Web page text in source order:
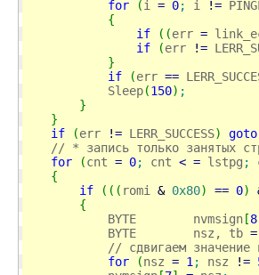
for
(i = 0; i !=
{
if
( (err =
if
(err !=
}
if
(err ==
            Sleep
(150) ;
}
}
if
(err != LERR_SUCCESS) goto
// * запись только занятых
for
(cnt = 0; cnt < = lstpg ;
{
if
( ( ( romi & 0x80) == 0)
{
            BYTE        nvmsign
[8
            BYTE        nsz, tb
=
// сдвигаем значение
for
(nsz = 1 ; nsz !=